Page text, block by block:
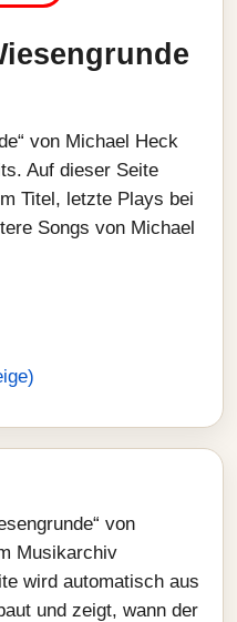
von Michael Heck
Auf dieser Seite
Titel, letzte Plays bei
Songs von Michael
von
Musikarchiv
wird automatisch aus
und zeigt, wann der